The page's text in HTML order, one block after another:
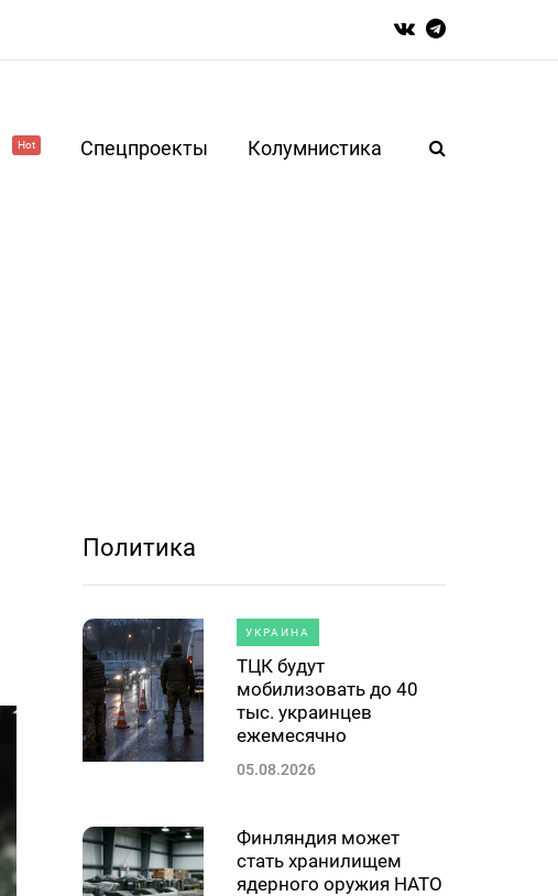
Hot Спецпроекты Колумнистика
Политика
УКРАИНА
ТЦК будут
мобилизовать до 40
тыс. украинцев
ежемесячно
05.08.2026
Финляндия может
стать хранилищем
ядерного оружия НАТО